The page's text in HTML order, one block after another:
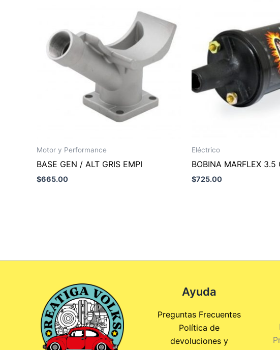
Motor y Performance
BASE GEN / ALT GRIS EMPI
$665.00
Eléctrico
BOBINA MARFLEX 3.5
$725.00
Ayuda
Preguntas Frecuentes
Política de
devoluciones y